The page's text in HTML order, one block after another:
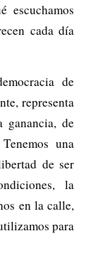
escuchamos
cada día
de
representa
ganancia, de
una
de ser
la
en la calle,
para